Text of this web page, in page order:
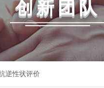
创新团队
逆性状评价